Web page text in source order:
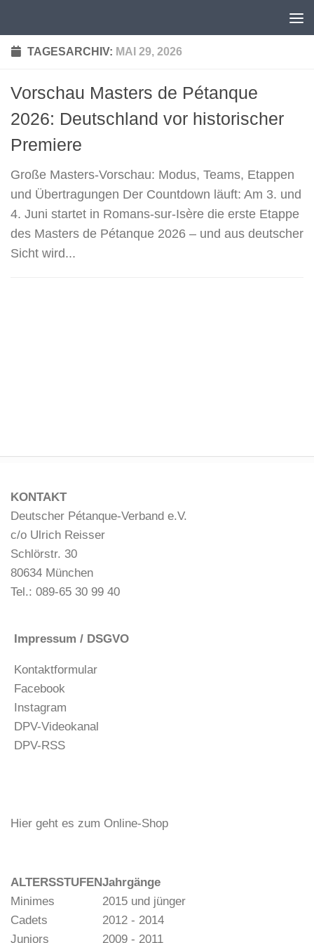
TAGESARCHIV: MAI 29, 2026
Vorschau Masters de Pétanque
2026: Deutschland vor historischer
Premiere
Große Masters-Vorschau: Modus, Teams, Etappen
und Übertragungen Der Countdown läuft: Am 3. und
4. Juni startet in Romans-sur-Isère die erste Etappe
des Masters de Pétanque 2026 – und aus deutscher
Sicht wird...
KONTAKT
Deutscher Pétanque-Verband e.V.
c/o Ulrich Reisser
Schlörstr. 30
80634 München
Tel.: 089-65 30 99 40
Impressum / DSGVO
Kontaktformular
Facebook
Instagram
DPV-Videokanal
DPV-RSS
Hier geht es zum Online-Shop
ALTERSSTUFENJahrgänge
Minimes
2015 und jünger
Cadets
2012 - 2014
Juniors
2009 - 2011